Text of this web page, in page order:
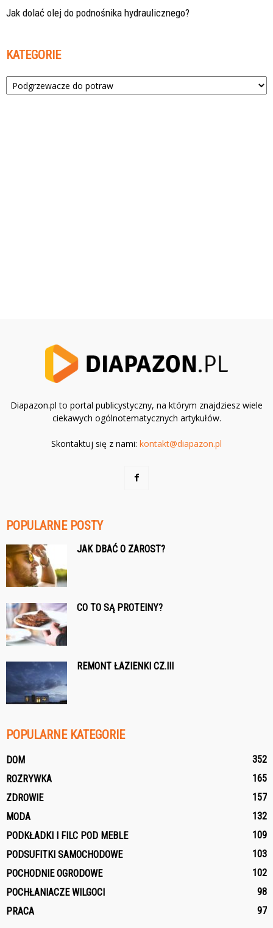
Jak dolać olej do podnośnika hydraulicznego?
KATEGORIE
Kategorie
Diapazon.pl to portal publicystyczny, na którym znajdziesz wiele
ciekawych ogólnotematycznych artykułów.
Skontaktuj się z nami: kontakt@diapazon.pl
POPULARNE POSTY
JAK DBAĆ O ZAROST?
CO TO SĄ PROTEINY?
REMONT ŁAZIENKI CZ.III
POPULARNE KATEGORIE
DOM
352
ROZRYWKA
165
ZDROWIE
157
MODA
132
PODKŁADKI I FILC POD MEBLE
109
PODSUFITKI SAMOCHODOWE
103
POCHODNIE OGRODOWE
102
POCHŁANIACZE WILGOCI
98
PRACA
97